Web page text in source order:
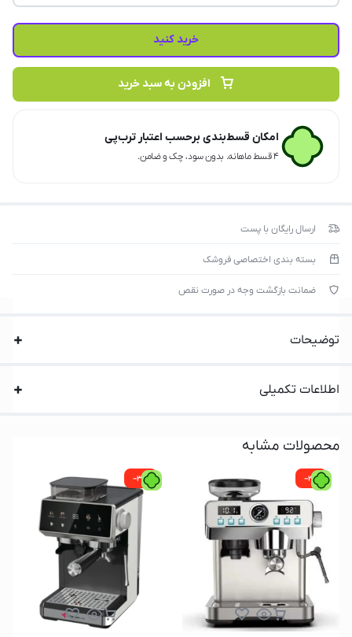
افزودن به سبد خرید
خرید کنید
امکان قسط‌بندی برحسب اعتبار ترب‌پی
۴ قسط ماهانه. بدون سود، چک و ضامن.
ارسال رایگان با پست
بسته بندی اختصاصی فروشک
ضمانت بازگشت وجه در صورت نقص
توضیحات
اطلاعات تکمیلی
محصولات مشابه
-2%
-3%